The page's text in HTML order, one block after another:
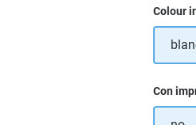
Colour
Con